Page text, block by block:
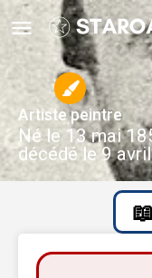
Artiste peintre
Né le 13 mai
décédé le 9